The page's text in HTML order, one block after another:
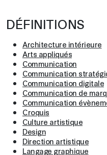
DÉFINITIONS
Architecture intérieure
Arts appliqués
Communication
Communication
Communication digitale
Communication de
Communication
Croquis
Culture artistique
Design
Direction artistique
Langage graphique